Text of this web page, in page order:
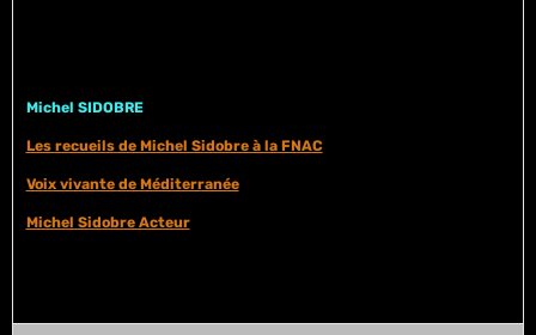
Michel SIDOBRE
Les recueils de Michel Sidobre à la FNAC
Voix vivante de Méditerranée
Michel Sidobre Acteur